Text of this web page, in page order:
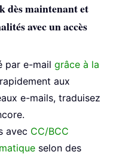
dès maintenant et
avec un accès
par e-mail grâce à la
aux
e-mails, traduisez
avec CC/BCC
selon des